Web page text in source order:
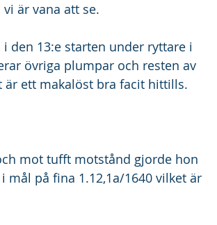
är vana att se.
den 13:e starten under ryttare i
övriga plumpar och resten av
är ett makalöst bra facit hittills.
mot tufft motstånd gjorde hon
på fina 1.12,1a/1640 vilket är